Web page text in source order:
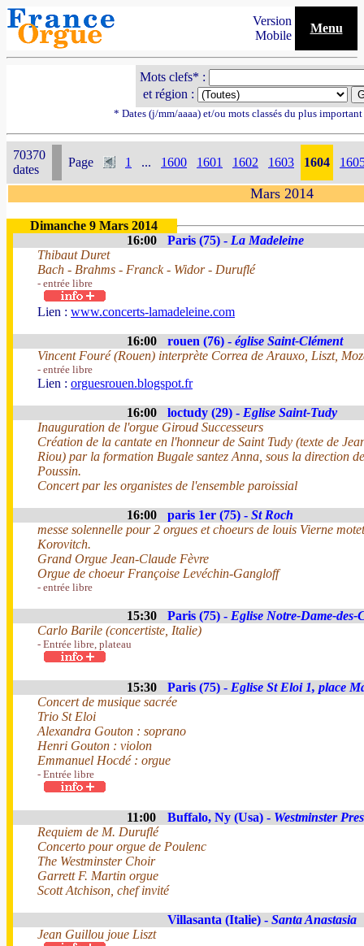
Version
Mobile
Menu
Mots clefs* :
et région :
* Dates (j/mm/aaaa) et/ou mots classés du plus
70370
dates
Page 1 ... 1600 1601 1602 1603 1604
Mars 2014
Dimanche 9 Mars 2014
16:00
Paris (75) - La Madeleine
Thibaut Duret
Bach - Brahms - Franck - Widor - Duruflé
- entrée libre
Lien : www.concerts-lamadeleine.com
16:00 rouen (76) - église Saint-Clément
Vincent Fouré (Rouen) interprète Correa de Arauxo, Liszt,
- entrée libre
Lien : orguesrouen.blogspot.fr
16:00 loctudy (29) - Eglise Saint-Tudy
Inauguration de l'orgue Giroud Successeurs
Création de la cantate en l'honneur de Saint Tudy (texte de
Riou) par la formation Bugale santez Anna, sous la direction
Poussin.
Concert par les organistes de l'ensemble paroissial
16:00 paris 1er (75) - St Roch
messe solennelle pour 2 orgues et choeurs de louis Vierne
Korovitch.
Grand Orgue Jean-Claude Fèvre
Orgue de choeur Françoise Levéchin-Gangloff
- entrée libre
15:30 Paris (75) - Eglise Notre-Dame-des-
Carlo Barile (concertiste, Italie)
- Entrée libre, plateau
15:30 Paris (75) - Eglise St Eloi 1, place
Concert de musique sacrée
Trio St Eloi
Alexandra Gouton : soprano
Henri Gouton : violon
Emmanuel Hocdé : orgue
- Entrée libre
11:00 Buffalo, Ny (Usa) - Westminster
Requiem de M. Duruflé
Concerto pour orgue de Poulenc
The Westminster Choir
Garrett F. Martin orgue
Scott Atchison, chef invité
Villasanta (Italie) - Santa Anastasia
Jean Guillou joue Liszt